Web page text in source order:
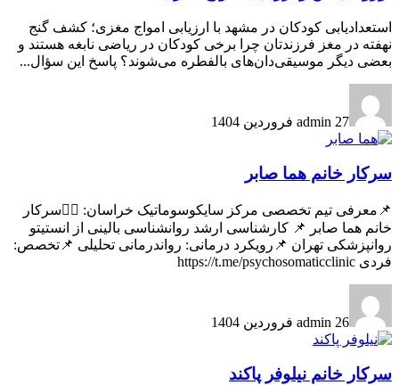
استعدادیابی کودکان در مشهد با ارزیابی امواج مغزی؛ کشف گنج
نهفته در مغز فرزندتان چرا برخی کودکان در ریاضی نابغه هستند و
بعضی دیگر موسیقی‌دان‌های بالفطره می‌شوند؟ پاسخ این سؤال...
admin 27 فروردین 1404
سرکار خانم هما صابر
📌معرفی تیم تخصصی مرکز سایکوسوماتیک خراسان: 🧑‍⚕️سرکار
خانم هما صابر 📌 کارشناسی ارشد روانشناسی بالینی از انستیتو
روانپزشکی تهران 📌رویکرد درمانی: رواندرمانی تحلیلی 📌تخصص:
فردی https://t.me/psychosomaticclinic
admin 26 فروردین 1404
سرکار خانم نیلوفر پاکند